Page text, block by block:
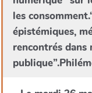
les
épistémiques,
rencontrés dans